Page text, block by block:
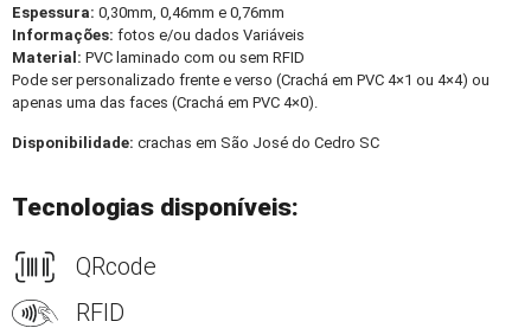
Espessura: 0,30mm, 0,46mm e 0,76mm
Informações: fotos e/ou dados Variáveis
Material: PVC laminado com ou sem RFID
Pode ser personalizado frente e verso (Crachá em PVC 4×1 ou 4×4) ou
apenas uma das faces (Crachá em PVC 4×0).
Disponibilidade: crachas em São José do Cedro SC
Tecnologias disponíveis:
QRcode
RFID